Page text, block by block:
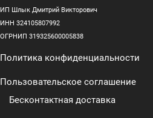
ИП Шлык Дмитрий Викторович
ИНН 324105807992
ОГРНИП 319325600005838
Политика конфиденциальности
Пользовательское соглашение
Бесконтактная доставка